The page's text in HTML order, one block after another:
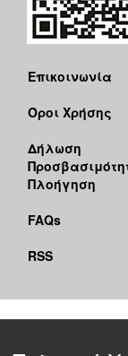
Επικοινωνία
Όροι Χρήσης
Δήλωση
Πλοήγηση
FAQs
RSS